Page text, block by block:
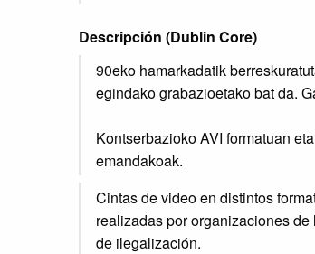
Descripción (Dublin Core)
90eko hamarkadatik
egindako grabazioetako bat da.
Kontserbazioko AVI formatuan
emandakoak.
Cintas de video en distintos
realizadas por organizaciones
de ilegalización.